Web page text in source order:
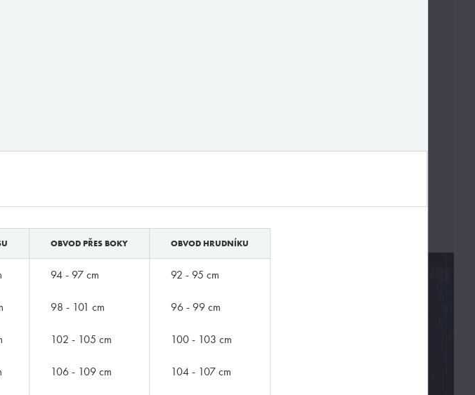
OBVOD PŘES BOKY OBVOD HRUDNÍKU
94 - 97 cm 92 - 95 cm
98 - 101 cm 96 - 99 cm
102 - 105 cm 100 - 103 cm
106 - 109 cm 104 - 107 cm